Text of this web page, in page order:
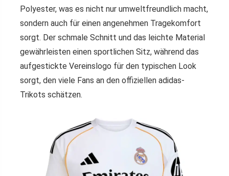
Polyester, was es nicht nur umweltfreundlich macht,
sondern auch für einen angenehmen Tragekomfort
sorgt. Der schmale Schnitt und das leichte Material
gewährleisten einen sportlichen Sitz, während das
aufgestickte Vereinslogo für den typischen Look
sorgt, den viele Fans an den offiziellen adidas-
Trikots schätzen.